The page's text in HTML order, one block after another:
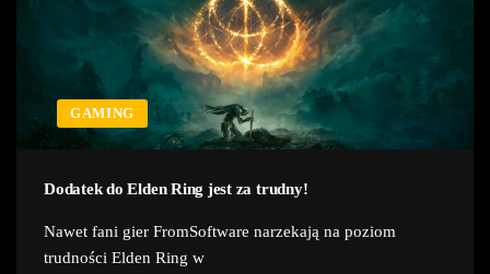
GAMING
Dodatek do Elden Ring jest za trudny!
Nawet fani gier FromSoftware narzekają na poziom
trudności Elden Ring w